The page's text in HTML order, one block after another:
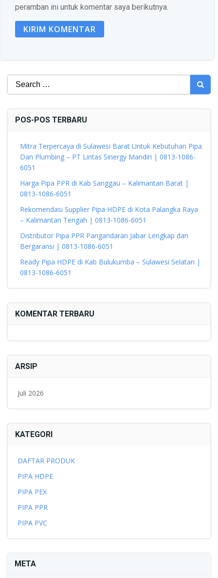
peramban ini untuk komentar saya berikutnya.
Search
POS-POS TERBARU
Mitra Terpercaya di Sulawesi Barat Untuk Kebutuhan Pipa
Dan Plumbing – PT Lintas Sinergy Mandiri | 0813-1086-
6051
Harga Pipa PPR di Kab Sanggau – Kalimantan Barat |
0813-1086-6051
Rekomendasi Supplier Pipa HDPE di Kota Palangka Raya
– Kalimantan Tengah | 0813-1086-6051
Distributor Pipa PPR Pangandaran Jabar Lengkap dan
Bergaransi | 0813-1086-6051
Ready Pipa HDPE di Kab Bulukumba – Sulawesi Selatan |
0813-1086-6051
KOMENTAR TERBARU
ARSIP
Juli 2026
KATEGORI
DAFTAR PRODUK
PIPA HDPE
PIPA PEX
PIPA PPR
PIPA PVC
META